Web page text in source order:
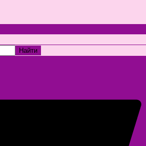
Найти